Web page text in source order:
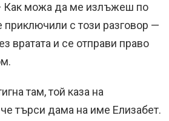
Как можа да ме излъжеш по
приключили с този разговор —
вратата и се отправи право
там, той каза на
търси дама на име Елизабет.